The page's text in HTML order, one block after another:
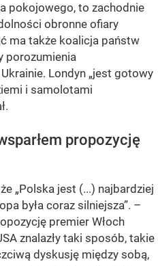
pokojowego, to zachodnie
obronne ofiary
ma także koalicja państw
porozumienia
Londyn „jest gotowy
i samolotami
propozycję
„Polska jest (...) najbardziej
była coraz silniejsza”. –
premier Włoch
znalazły taki sposób, takie
dyskusję między sobą,